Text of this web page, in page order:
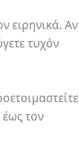
ειρηνικά. Αν
τυχόν
τον